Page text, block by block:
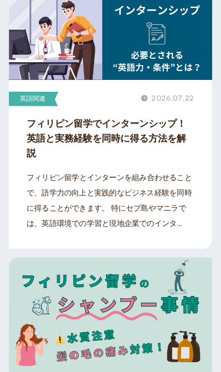
英語関連 2026.07.22
フィリピン留学でインターンシップ！
英語と実務経験を同時に得る方法を解
説
フィリピン留学とインターンを組み合わせること
で、語学力の向上と実践的なビジネス経験を同時
に得ることができます。 特にセブ島やマニラで
は、英語環境での学習と現地企業でのインタ...